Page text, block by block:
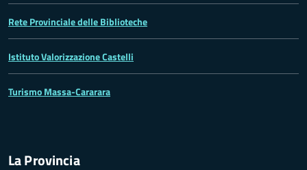
Rete Provinciale delle Biblioteche
Istituto Valorizzazione Castelli
Turismo Massa-Cararara
La Provincia